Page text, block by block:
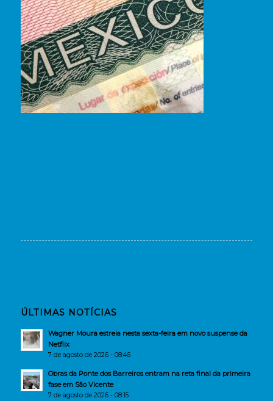
ÚLTIMAS NOTÍCIAS
Wagner Moura estreia nesta sexta-feira em novo suspense da
Netflix
7 de agosto de 2026 - 08:46
Obras da Ponte dos Barreiros entram na reta final da primeira
fase em São Vicente
7 de agosto de 2026 - 08:15